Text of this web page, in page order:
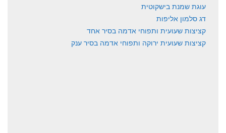
עוגת שמנת בישקוטית
דג סלמון אליפות
קציצות שעועית ותפוחי אדמה בסיר אחד
קציצות שעועית ירוקה ותפוחי אדמה בסיר ענק